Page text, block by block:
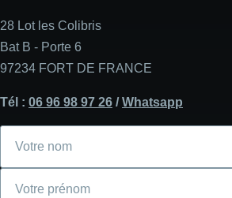
28 Lot les Colibris
Bat B - Porte 6
97234 FORT DE FRANCE
Tél : 06 96 98 97 26 / Whatsapp